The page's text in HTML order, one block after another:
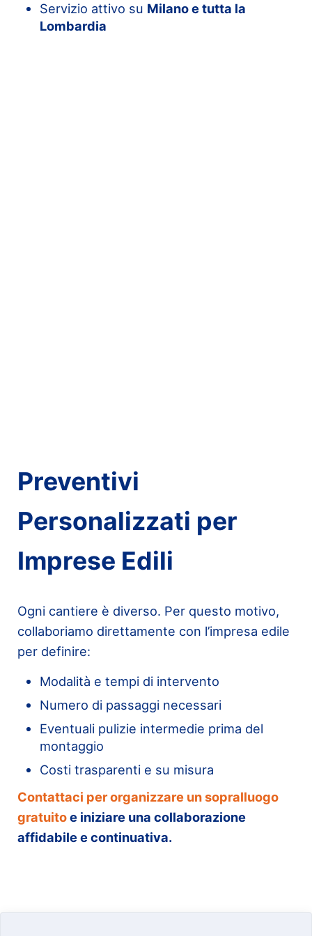
Servizio attivo su Milano e tutta la
Lombardia
Preventivi
Personalizzati per
Imprese Edili
Ogni cantiere è diverso. Per questo motivo,
collaboriamo direttamente con l’impresa edile
per definire:
Modalità e tempi di intervento
Numero di passaggi necessari
Eventuali pulizie intermedie prima del
montaggio
Costi trasparenti e su misura
Contattaci per organizzare un sopralluogo
gratuitoe iniziare una collaborazione
affidabile e continuativa.